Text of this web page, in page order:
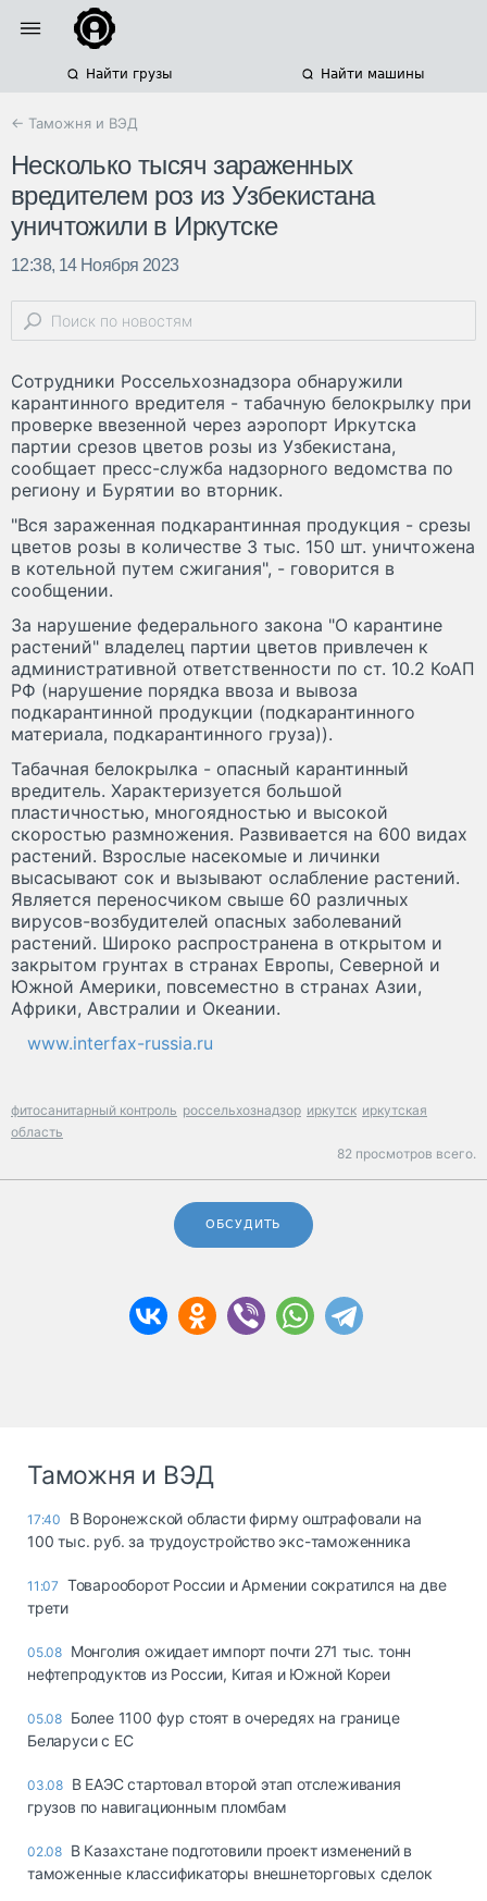
Найти грузы Найти машины
← Таможня и ВЭД
Несколько тысяч зараженных
вредителем роз из Узбекистана
уничтожили в Иркутске
12:38, 14 Ноября 2023
Сотрудники Россельхознадзора обнаружили
карантинного вредителя - табачную белокрылку при
проверке ввезенной через аэропорт Иркутска
партии срезов цветов розы из Узбекистана,
сообщает пресс-служба надзорного ведомства по
региону и Бурятии во вторник.
"Вся зараженная подкарантинная продукция - срезы
цветов розы в количестве 3 тыс. 150 шт. уничтожена
в котельной путем сжигания", - говорится в
сообщении.
За нарушение федерального закона "О карантине
растений" владелец партии цветов привлечен к
административной ответственности по ст. 10.2 КоАП
РФ (нарушение порядка ввоза и вывоза
подкарантинной продукции (подкарантинного
материала, подкарантинного груза)).
Табачная белокрылка - опасный карантинный
вредитель. Характеризуется большой
пластичностью, многоядностью и высокой
скоростью размножения. Развивается на 600 видах
растений. Взрослые насекомые и личинки
высасывают сок и вызывают ослабление растений.
Является переносчиком свыше 60 различных
вирусов-возбудителей опасных заболеваний
растений. Широко распространена в открытом и
закрытом грунтах в странах Европы, Северной и
Южной Америки, повсеместно в странах Азии,
Африки, Австралии и Океании.
www.interfax-russia.ru
фитосанитарный контроль россельхознадзор иркутск иркутская
область
82 просмотров всего.
ОБСУДИТЬ
Таможня и ВЭД
17:40
В Воронежской области фирму оштрафовали на
100 тыс. руб. за трудоустройство экс-таможенника
11:07 Товарооборот России и Армении сократился на две
трети
05.08 Монголия ожидает импорт почти 271 тыс. тонн
нефтепродуктов из России, Китая и Южной Кореи
05.08 Более 1100 фур стоят в очередях на границе
Беларуси с ЕС
03.08 В ЕАЭС стартовал второй этап отслеживания
грузов по навигационным пломбам
02.08 В Казахстане подготовили проект изменений в
таможенные классификаторы внешнеторговых сделок